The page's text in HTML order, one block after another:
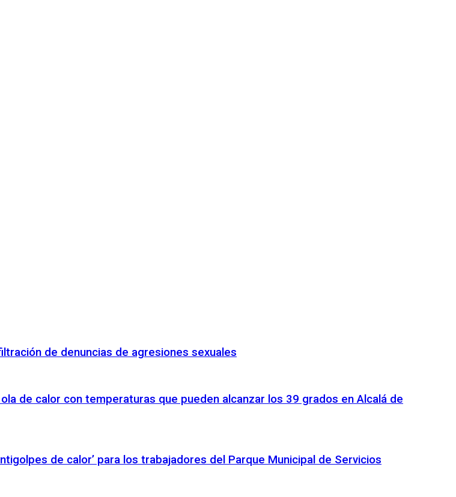
de denuncias de agresiones sexuales
de calor con temperaturas que pueden alcanzar los 39 grados en Alcalá de
de calor’ para los trabajadores del Parque Municipal de Servicios